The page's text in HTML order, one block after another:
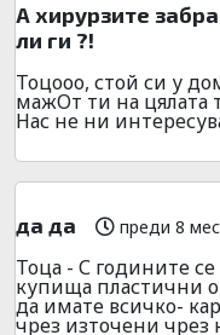
А хирурзите
ли ги ?!
Тоцооо, стой си у
мажОт ти на цялата
Нас не ни
да да преди 8
Тоца - С годините
купища пластични
да имате всичко-
чрез източени чрез